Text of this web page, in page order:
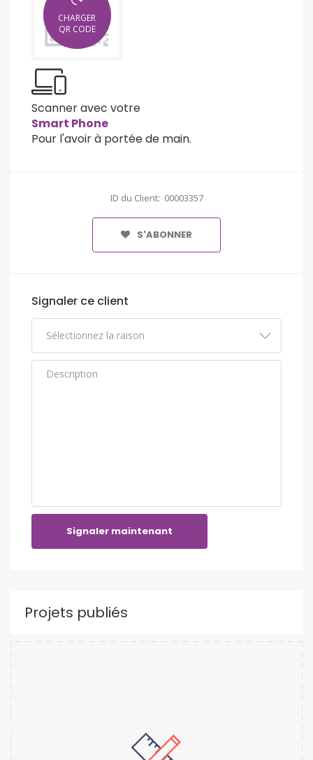
CHARGER
QR CODE
Scanner avec votre
Smart Phone
Pour l'avoir à portée de main.
ID du Client: 00003357
S'ABONNER
Signaler ce client
Signaler maintenant
Projets publiés